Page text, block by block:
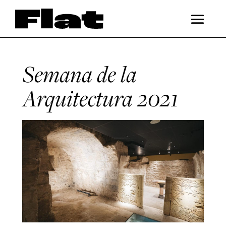
Semana de la
Arquitectura 2021